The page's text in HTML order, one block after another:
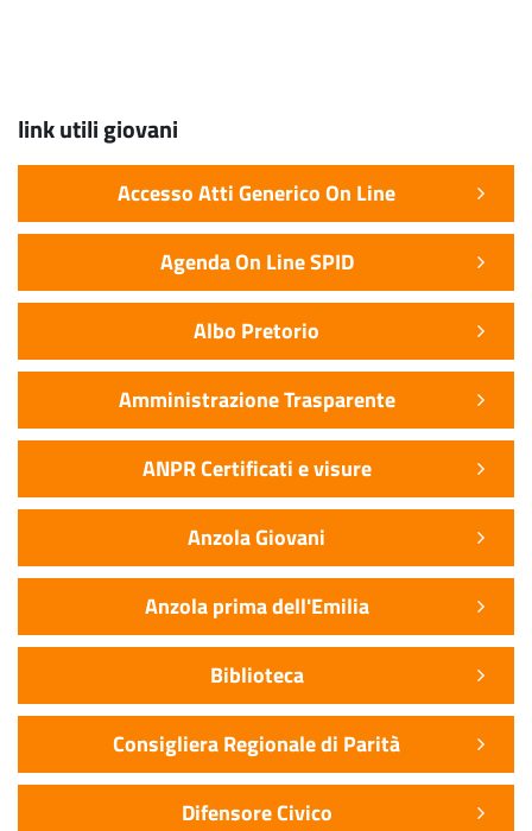
link utili giovani
Accesso Atti Generico On Line
Agenda On Line SPID
Albo Pretorio
Amministrazione Trasparente
ANPR Certificati e visure
Anzola Giovani
Anzola prima dell'Emilia
Biblioteca
Consigliera Regionale di Parità
Difensore Civico